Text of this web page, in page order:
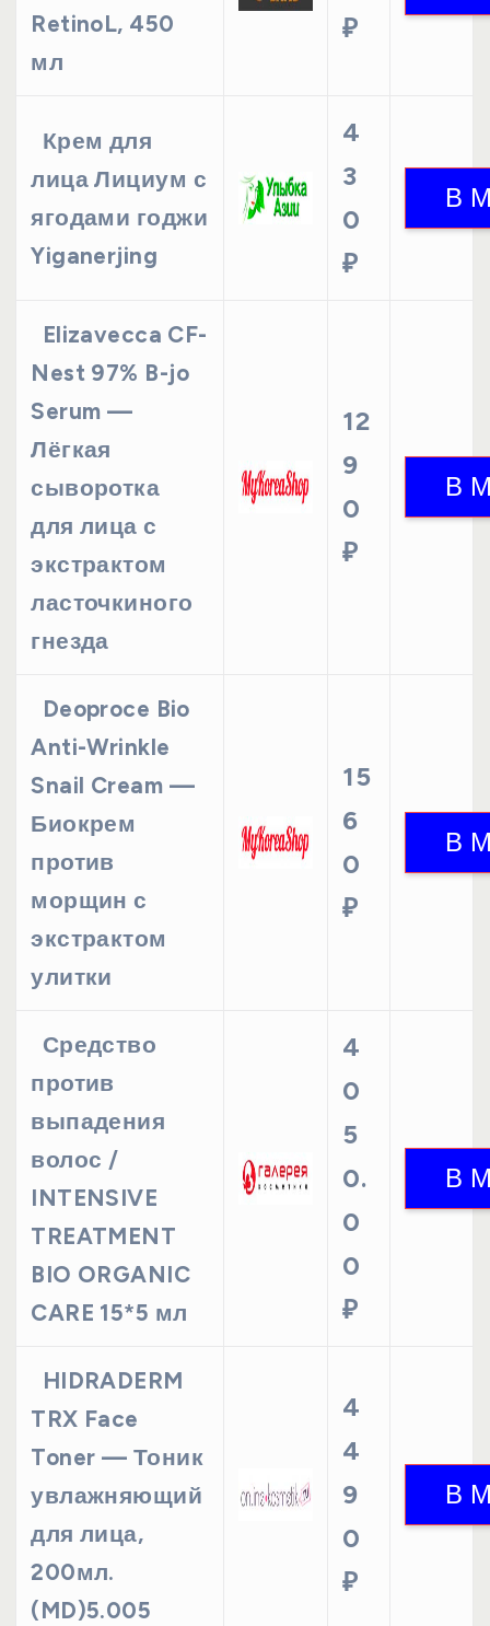
RetinoL, 450
мл
₽
Крем для
лица Лициум с
ягодами годжи
Yiganerjing
4
3
0
₽
Elizavecca CF-
Nest 97% B-jo
Serum —
Лёгкая
сыворотка
для лица с
экстрактом
ласточкиного
гнезда
12
9
0
₽
Deoproce Bio
Anti-Wrinkle
Snail Cream —
Биокрем
против
морщин с
экстрактом
улитки
15
6
0
₽
Средство
против
выпадения
волос /
INTENSIVE
TREATMENT
BIO ORGANIC
CARE 15*5 мл
4
0
5
0.
0
0
₽
HIDRADERM
TRX Face
Toner — Тоник
увлажняющий
для лица,
200мл.
(MD)5.005
4
4
9
0
₽